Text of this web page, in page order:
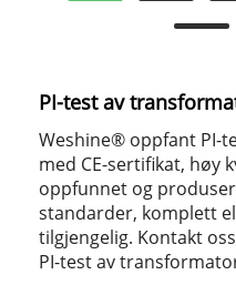
PI-test av
Weshine® oppfant PI-
med CE-sertifikat, høy
oppfunnet og
standarder, komplett
tilgjengelig. Kontakt
PI-test av